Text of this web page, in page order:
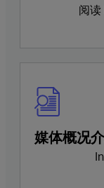
阅读
媒体概况